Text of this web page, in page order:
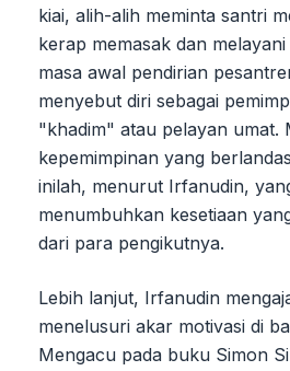
kiai, alih-alih meminta santri
kerap memasak dan
masa awal pendirian
menyebut diri sebagai
"khadim" atau pelayan umat.
kepemimpinan yang
inilah, menurut Irfanudin,
menumbuhkan kesetiaan
dari para pengikutnya.
Lebih lanjut, Irfanudin
menelusuri akar motivasi di
Mengacu pada buku Simon